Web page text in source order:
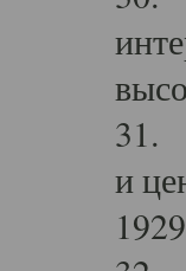
31.
и